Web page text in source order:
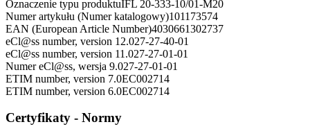
Oznaczenie typu produktuIFL 20-333-10/01-M20
Numer artykułu (Numer katalogowy)101173574
EAN (European Article Number)4030661302737
eCl@ss number, version 12.027-27-40-01
eCl@ss number, version 11.027-27-01-01
Numer eCl@ss, wersja 9.027-27-01-01
ETIM number, version 7.0EC002714
ETIM number, version 6.0EC002714
Certyfikaty - Normy